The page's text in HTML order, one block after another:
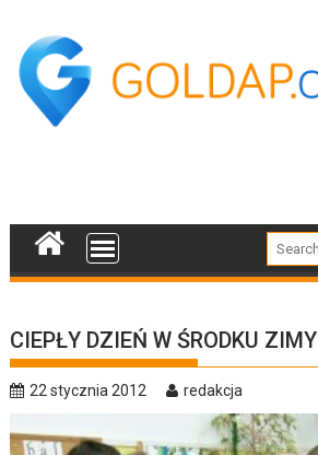
content
CIEPŁY DZIEŃ W ŚRODKU ZIMY
22 stycznia 2012 redakcja